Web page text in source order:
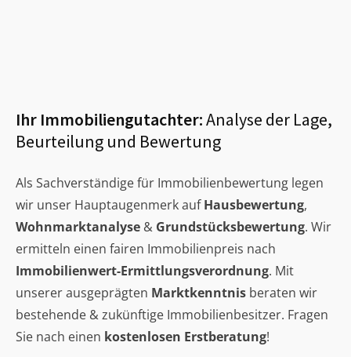
Ihr Immobiliengutachter:Analyse der Lage,
Beurteilung und Bewertung
Als Sachverständige für Immobilienbewertung legen
wir unser Hauptaugenmerk aufHausbewertung,
Wohnmarktanalyse & Grundstücksbewertung. Wir
ermitteln einen fairen Immobilienpreis nach
Immobilienwert-Ermittlungsverordnung. Mit
unserer ausgeprägten Marktkenntnis beraten wir
bestehende & zukünftige Immobilienbesitzer. Fragen
Sie nach einen kostenlosen Erstberatung!